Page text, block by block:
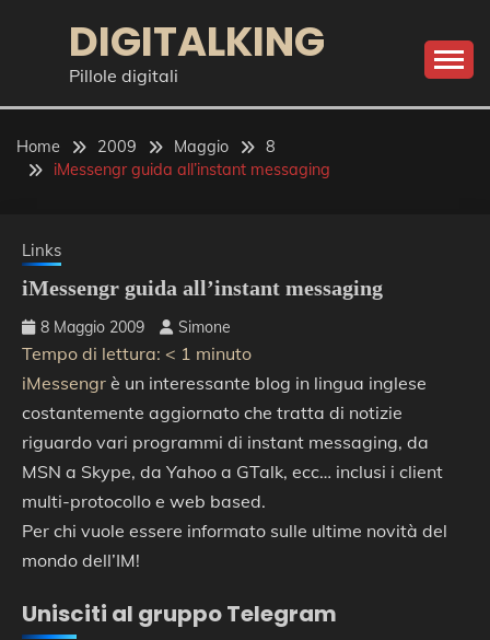
DIGITALKING
Pillole digitali
Home 2009 Maggio
8
iMessengr guida all’instant messaging
Links
iMessengr guida all’instant messaging
8 Maggio 2009 Simone
Tempo di lettura: < 1 minuto
iMessengr è un interessante blog in lingua inglese
costantemente aggiornato che tratta di notizie
riguardo vari programmi di instant messaging, da
MSN a Skype, da Yahoo a GTalk, ecc… inclusi i client
multi-protocollo e web based.
Per chi vuole essere informato sulle ultime novità del
mondo dell’IM!
Unisciti al gruppo Telegram